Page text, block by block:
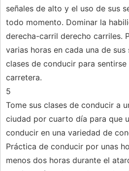
señales de alto y el uso de sus
todo momento. Dominar la
derecha-carril derecho carriles.
varias horas en cada una de
clases de conducir para
carretera.
5
Tome sus clases de conducir a
ciudad por cuarto día para que
conducir en una variedad de
Práctica de conducir por unas
menos dos horas durante el